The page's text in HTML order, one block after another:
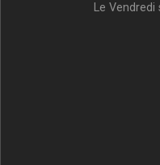
Le